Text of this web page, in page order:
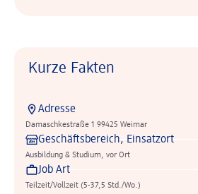
Kurze Fakten
Adresse
Damaschkestraße 1 99425 Weimar
Geschäftsbereich, Einsatzort
Ausbildung & Studium, vor Ort
Job Art
Teilzeit/Vollzeit (5-37,5 Std./Wo.)